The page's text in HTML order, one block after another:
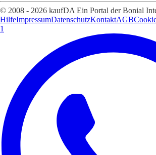
© 2008 - 2026 kaufDA Ein Portal der Bonial
HilfeImpressumDatenschutzKontaktAGB
1